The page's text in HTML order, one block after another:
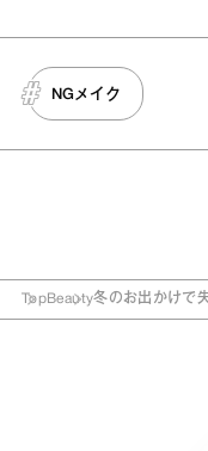
NGメイク
TopBeauty冬のお出かけで